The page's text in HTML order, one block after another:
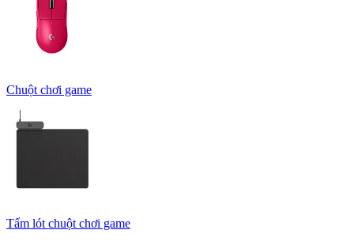
Chuột chơi game
Tấm lót chuột chơi game